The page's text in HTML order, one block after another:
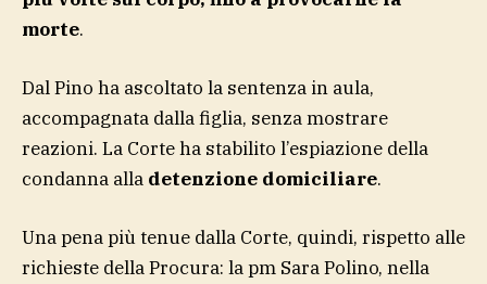
morte.
Dal Pino ha ascoltato la sentenza in aula,
accompagnata dalla figlia, senza mostrare
reazioni. La Corte ha stabilito l’espiazione della
condanna alla detenzione domiciliare.
Una pena più tenue dalla Corte, quindi, rispetto alle
richieste della Procura: la pm Sara Polino, nella